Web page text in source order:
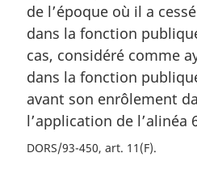
de l’époque où il a
dans la fonction
cas, considéré comme
dans la fonction
avant son enrôlement
l’application de l’alinéa
DORS/93-450, art. 11(F)